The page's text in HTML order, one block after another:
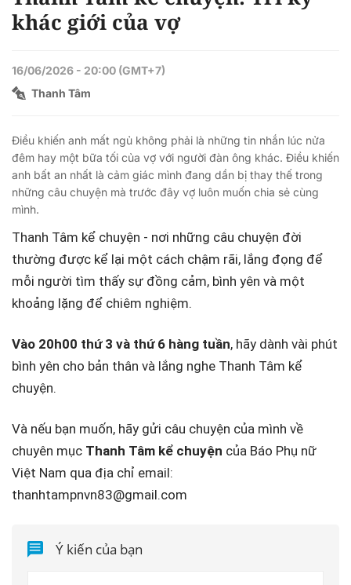
Time
khác giới của vợ
16/06/2026 - 20:00 (GMT+7)
Thanh Tâm
Điều khiến anh mất ngủ không phải là những tin nhắn lúc nửa
đêm hay một bữa tối của vợ với người đàn ông khác. Điều khiến
anh bất an nhất là cảm giác mình đang dần bị thay thế trong
những câu chuyện mà trước đây vợ luôn muốn chia sẻ cùng
mình.
Thanh Tâm kể chuyện - nơi những câu chuyện đời
thường được kể lại một cách chậm rãi, lắng đọng để
mỗi người tìm thấy sự đồng cảm, bình yên và một
khoảng lặng để chiêm nghiệm.
Vào 20h00 thứ 3 và thứ 6 hàng tuần, hãy dành vài phút
bình yên cho bản thân và lắng nghe Thanh Tâm kể
chuyện.
Và nếu bạn muốn, hãy gửi câu chuyện của mình về
chuyên mục Thanh Tâm kể chuyện của Báo Phụ nữ
Việt Nam qua địa chỉ email:
thanhtampnvn83@gmail.com
Ý kiến của bạn